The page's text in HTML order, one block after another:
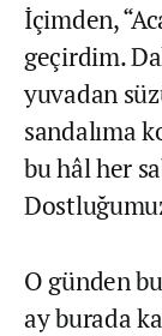
İçimden,
geçirdim.
yuvadan
sandalıma
bu hâl her
O günden
ay burada